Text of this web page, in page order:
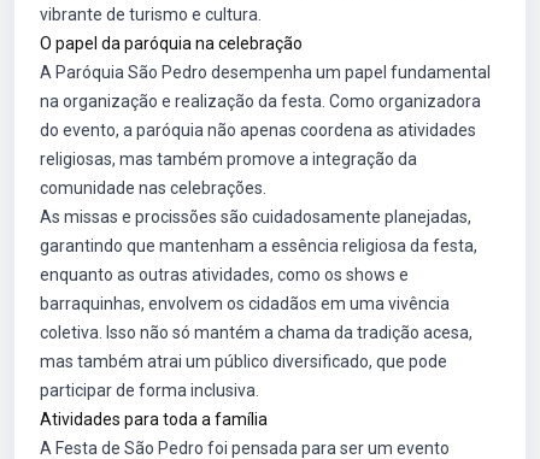
vibrante de turismo e cultura.
O papel da paróquia na celebração
A Paróquia São Pedro desempenha um papel fundamental
na organização e realização da festa. Como organizadora
do evento, a paróquia não apenas coordena as atividades
religiosas, mas também promove a integração da
comunidade nas celebrações.
As missas e procissões são cuidadosamente planejadas,
garantindo que mantenham a essência religiosa da festa,
enquanto as outras atividades, como os shows e
barraquinhas, envolvem os cidadãos em uma vivência
coletiva. Isso não só mantém a chama da tradição acesa,
mas também atrai um público diversificado, que pode
participar de forma inclusiva.
Atividades para toda a família
A Festa de São Pedro foi pensada para ser um evento